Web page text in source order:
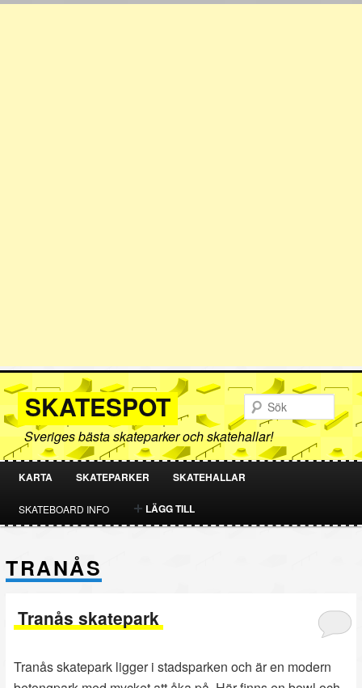
SKATESPOT
Sveriges bästa skateparker och skatehallar!
HOPPA
TILL
PRIMÄRT
INNEHÅLL
HOPPA
TILL
SEKUNDÄRT
INNEHÅLL
KARTA SKATEPARKER SKATEHALLAR
SKATEBOARD INFO LÄGG TILL
TRANÅS
Tranås skatepark
Tranås skatepark ligger i stadsparken och är en modern